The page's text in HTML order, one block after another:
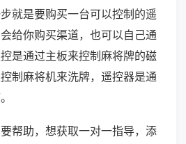
就是要购买一台可以控制的遥
给你购买渠道，也可以自己通
是通过主板来控制麻将牌的磁
制麻将机来洗牌，遥控器是通
帮助，想获取一对一指导，添